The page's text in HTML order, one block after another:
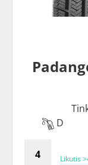
D
Likutis